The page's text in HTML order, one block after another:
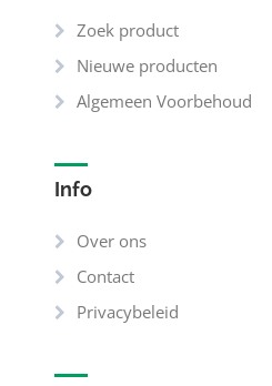
Zoek product
Nieuwe producten
Algemeen Voorbehoud
Info
Over ons
Contact
Privacybeleid